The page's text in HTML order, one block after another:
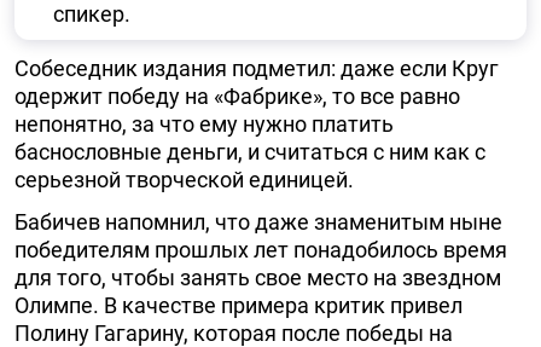
спикер.
Собеседник издания подметил: даже если Круг
одержит победу на «Фабрике», то все равно
непонятно, за что ему нужно платить
баснословные деньги, и считаться с ним как с
серьезной творческой единицей.
Бабичев напомнил, что даже знаменитым ныне
победителям прошлых лет понадобилось время
для того, чтобы занять свое место на звездном
Олимпе. В качестве примера критик привел
Полину Гагарину, которая после победы на